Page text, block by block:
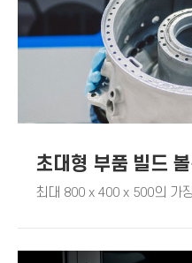
초대형 부품 빌드
최대 800 x 400 x 500의 가